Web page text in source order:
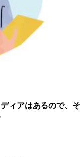
ィアはあるので、そ